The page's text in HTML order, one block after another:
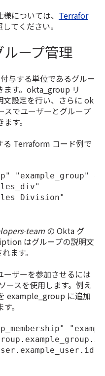
については、 Terrafor
てください。
ープ管理
与する単位であるグルー
ます。okta_group リ
文設定を行い、さらに ok
でユーザーとグループ
す。
る Terraform コード例で
"example_group" {
Division"
team の Okta グ
はグループの説明文
ます。
ザーを参加させるには
スを使用します。例え
example_group に追加
。